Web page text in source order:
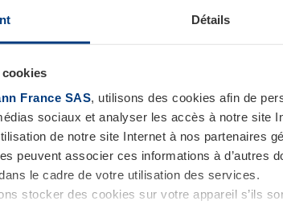
Détails
France SAS, utilisons des cookies afin de
sociaux et analyser les accès à notre site
de notre site Internet à nos partenaires
peuvent associer ces informations à d’autres
le cadre de votre utilisation des services.
stocker des cookies sur votre appareil s’ils